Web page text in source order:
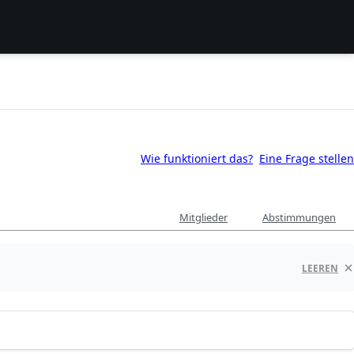
Wie funktioniert das? Eine Frage stellen
Mitglieder Abstimmungen
LEEREN